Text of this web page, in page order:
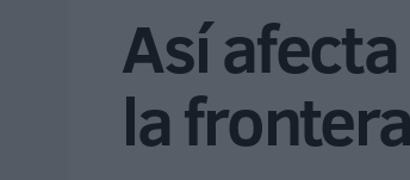
Así
la frontera